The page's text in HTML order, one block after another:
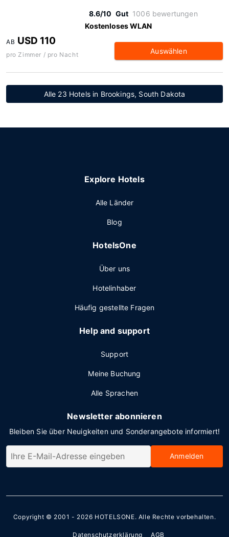
8.6/10 Gut 1006 bewertungen
Kostenloses WLAN
AB USD 110
pro Zimmer / pro Nacht Auswählen
Alle 23 Hotels in Brookings, South Dakota
Explore Hotels
Alle Länder
Blog
HotelsOne
Über uns
Hotelinhaber
Häufig gestellte Fragen
Help and support
Support
Meine Buchung
Alle Sprachen
Newsletter abonnieren
Bleiben Sie über Neuigkeiten und Sonderangebote informiert!
Anmelden
Copyright © 2001 - 2026 HOTELSONE. Alle Rechte vorbehalten.
Datenschutzerklärung AGB